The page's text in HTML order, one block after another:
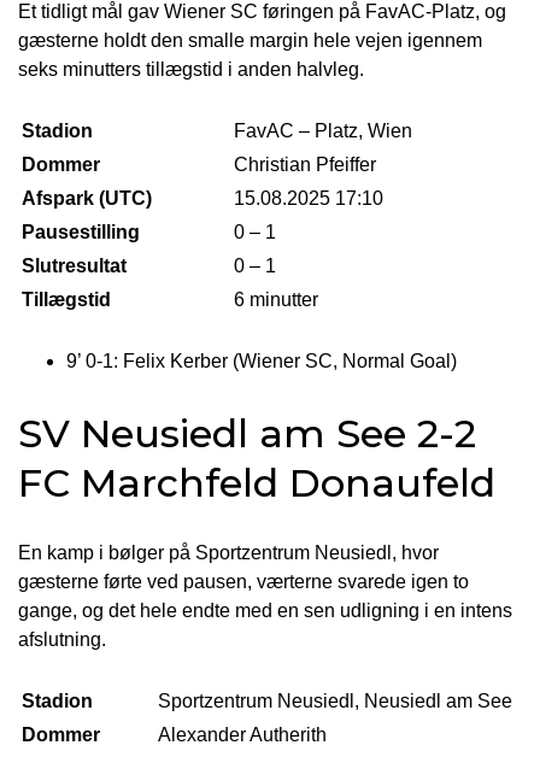
Et tidligt mål gav Wiener SC føringen på FavAC-Platz, og
gæsterne holdt den smalle margin hele vejen igennem
seks minutters tillægstid i anden halvleg.
Stadion
FavAC – Platz, Wien
Dommer
Christian Pfeiffer
Afspark (UTC)
15.08.2025 17:10
Pausestilling
0 – 1
Slutresultat
0 – 1
Tillægstid
6 minutter
9’ 0-1: Felix Kerber (Wiener SC, Normal Goal)
SV Neusiedl am See 2-2
FC Marchfeld Donaufeld
En kamp i bølger på Sportzentrum Neusiedl, hvor
gæsterne førte ved pausen, værterne svarede igen to
gange, og det hele endte med en sen udligning i en intens
afslutning.
Stadion
Sportzentrum Neusiedl, Neusiedl am See
Dommer
Alexander Autherith